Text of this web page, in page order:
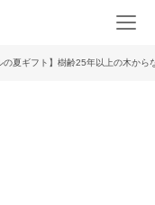
の夏ギフト】樹齢25年以上の木か